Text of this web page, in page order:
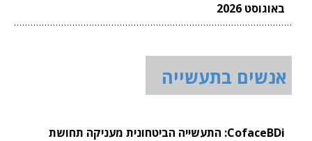
באוגוסט 2026
אנשים בתעשייה
CofaceBDi: התעשייה הביטחונית מעניקה תחושת